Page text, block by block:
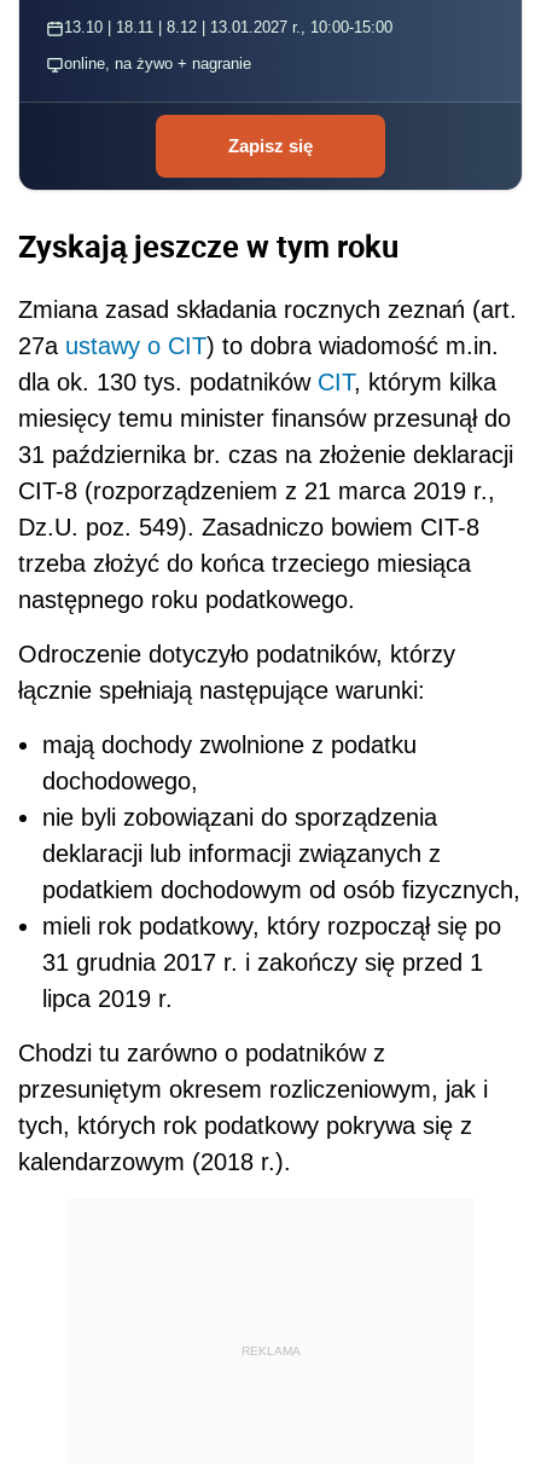
13.10 | 18.11 | 8.12 | 13.01.2027 r., 10:00-15:00
online, na żywo + nagranie
Zapisz się
Zyskają jeszcze w tym roku
Zmiana zasad składania rocznych zeznań (art.
27a ustawy o CIT) to dobra wiadomość m.in.
dla ok. 130 tys. podatników CIT, którym kilka
miesięcy temu minister finansów przesunął do
31 października br. czas na złożenie deklaracji
CIT-8 (rozporządzeniem z 21 marca 2019 r.,
Dz.U. poz. 549). Zasadniczo bowiem CIT-8
trzeba złożyć do końca trzeciego miesiąca
następnego roku podatkowego.
Odroczenie dotyczyło podatników, którzy
łącznie spełniają następujące warunki:
mają dochody zwolnione z podatku
dochodowego,
nie byli zobowiązani do sporządzenia
deklaracji lub informacji związanych z
podatkiem dochodowym od osób fizycznych,
mieli rok podatkowy, który rozpoczął się po
31 grudnia 2017 r. i zakończy się przed 1
lipca 2019 r.
Chodzi tu zarówno o podatników z
przesuniętym okresem rozliczeniowym, jak i
tych, których rok podatkowy pokrywa się z
kalendarzowym (2018 r.).
REKLAMA